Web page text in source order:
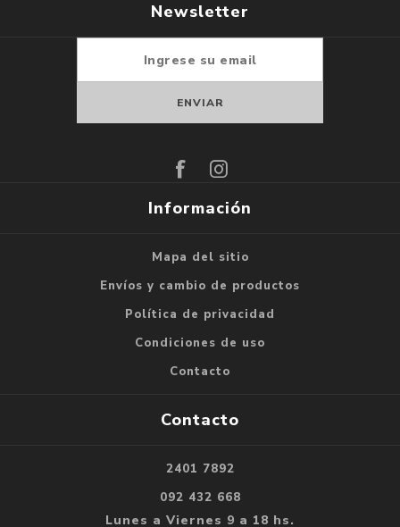
Newsletter
Información
Mapa del sitio
Envíos y cambio de productos
Política de privacidad
Condiciones de uso
Contacto
Contacto
2401 7892
092 432 668
Lunes a Viernes 9 a 18 hs.